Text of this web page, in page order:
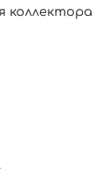
коллектора